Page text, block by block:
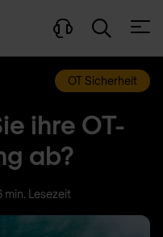
OT Sicherheit
ihre OT-
ab?
min. Lesezeit